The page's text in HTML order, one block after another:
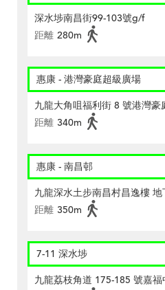
深水埗南昌街99-103號g/f
距離 280m
惠康 - 港灣豪庭超級廣場
九龍大角咀福利街 8 號港灣
距離 340m
惠康 - 南昌邨
九龍深水土步南昌村昌逸樓
距離 350m
7-11 深水埗
九龍荔枝角道 175-185 號嘉